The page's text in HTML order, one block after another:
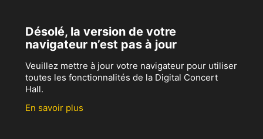
Désolé, la version de votre
navigateur n’est pas à jour
Veuillez mettre à jour votre navigateur pour utiliser
toutes les fonctionnalités de la Digital Concert
Hall.
En savoir plus